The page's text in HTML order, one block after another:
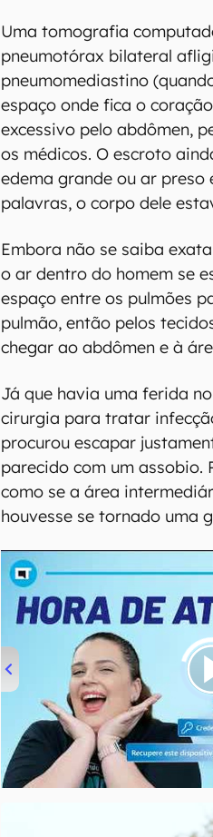
Uma tomografia
pneumotórax bilateral
pneumomediastino
espaço onde fica o
excessivo pelo abdômen,
os médicos. O escroto
edema grande ou ar preso
palavras, o corpo dele
Embora não se saiba
o ar dentro do homem se
espaço entre os pulmões
pulmão, então pelos
chegar ao abdômen e à
Já que havia uma ferida
cirurgia para tratar
procurou escapar
parecido com um assobio.
como se a área
houvesse se tornado uma
00:00/04:52